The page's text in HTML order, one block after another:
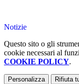
Notizie
Questo sito o gli
cookie necessari al
COOKIE POLICY.
Personalizza Rifiuta